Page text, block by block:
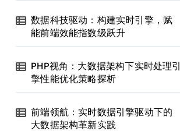
数据科技驱动：构建实时引擎，赋
能前端效能指数级跃升
PHP视角：大数据架构下实时处理引
擎性能优化策略探析
前端领航：实时数据引擎驱动下的
大数据架构革新实践